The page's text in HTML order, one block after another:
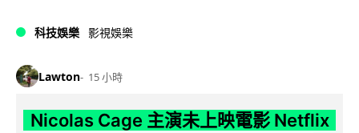
科技娛樂 影視娛樂
Lawton 15 小時
Nicolas Cage 主演未上映電影 Netflix